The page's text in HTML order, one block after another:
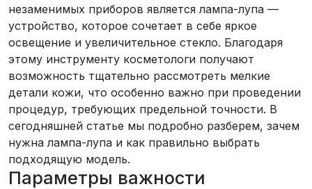
незаменимых приборов является лампа-лупа —
устройство, которое сочетает в себе яркое
освещение и увеличительное стекло. Благодаря
этому инструменту косметологи получают
возможность тщательно рассмотреть мелкие
детали кожи, что особенно важно при проведении
процедур, требующих предельной точности. В
сегодняшней статье мы подробно разберем, зачем
нужна лампа-лупа и как правильно выбрать
подходящую модель.
Параметры важности